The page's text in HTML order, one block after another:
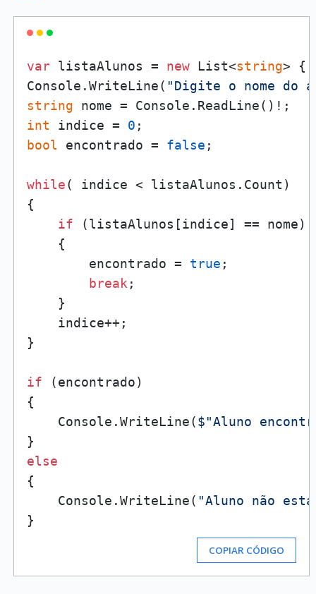
var listaAlunos = new List<string> {
Console.WriteLine( "Digite o nome do
string
int indice = 0
bool encontrado = false ;
while( indice < listaAlunos.Count)
{
if (listaAlunos[indice] == nome)
    {
        encontrado =
true ;
break ;
    }
    indice++;
}
if (encontrado)
{
    Console.WriteLine(
$"Aluno
else
{
    Console.WriteLine(
"Aluno não
COPIAR CÓDIGO